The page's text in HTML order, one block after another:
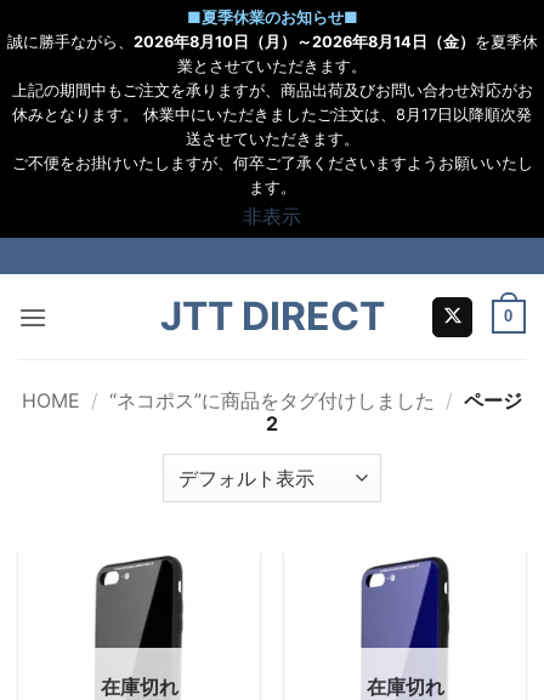
■夏季休業のお知らせ■
誠に勝手ながら、 2026年8月10日（月）～2026年8月14日（金） を夏季休
業とさせていただきます。
上記の期間中もご注文を承りますが、商品出荷及びお問い合わせ対応がお
休みとなります。 休業中にいただきましたご注文は、8月17日以降順次発
送させていただきます。
ご不便をお掛けいたしますが、何卒ご了承くださいますようお願いいたし
ます。
非表示
to
content
JTT DIRECT 0
HOME / “ネコポス”に商品をタグ付けしました / ページ
2
在庫切れ 在庫切れ